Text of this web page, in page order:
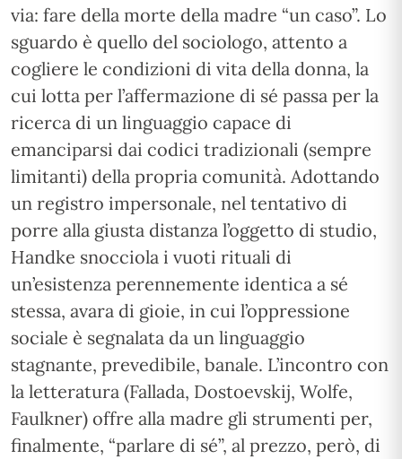
via: fare della morte della madre “un caso”. Lo
sguardo è quello del sociologo, attento a
cogliere le condizioni di vita della donna, la
cui lotta per l’affermazione di sé passa per la
ricerca di un linguaggio capace di
emanciparsi dai codici tradizionali (sempre
limitanti) della propria comunità. Adottando
un registro impersonale, nel tentativo di
porre alla giusta distanza l’oggetto di studio,
Handke snocciola i vuoti rituali di
un’esistenza perennemente identica a sé
stessa, avara di gioie, in cui l’oppressione
sociale è segnalata da un linguaggio
stagnante, prevedibile, banale. L’incontro con
la letteratura (Fallada, Dostoevskij, Wolfe,
Faulkner) offre alla madre gli strumenti per,
finalmente, “parlare di sé”, al prezzo, però, di